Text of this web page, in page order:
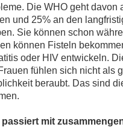
Die WHO geht davon
und 25% an den
Sie können schon
können Fisteln
oder HIV entwickeln.
fühlen sich nicht als
beraubt. Das sind
passiert mit